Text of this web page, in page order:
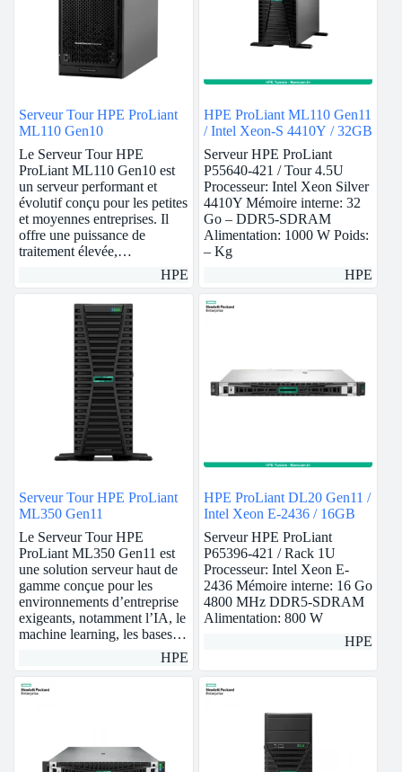
Serveur Tour HPE ProLiant
ML110 Gen10
Le Serveur Tour HPE
ProLiant ML110 Gen10 est
un serveur performant et
évolutif conçu pour les petites
et moyennes entreprises. Il
offre une puissance de
traitement élevée,…
HPE
HPE ProLiant ML110 Gen11
/ Intel Xeon-S 4410Y / 32GB
Serveur HPE ProLiant
P55640-421 / Tour 4.5U
Processeur: Intel Xeon Silver
4410Y Mémoire interne: 32
Go – DDR5-SDRAM
Alimentation: 1000 W Poids:
– Kg
HPE
Serveur Tour HPE ProLiant
ML350 Gen11
Le Serveur Tour HPE
ProLiant ML350 Gen11 est
une solution serveur haut de
gamme conçue pour les
environnements d’entreprise
exigeants, notamment l’IA, le
machine learning, les bases…
HPE
HPE ProLiant DL20 Gen11 /
Intel Xeon E-2436 / 16GB
Serveur HPE ProLiant
P65396-421 / Rack 1U
Processeur: Intel Xeon E-
2436 Mémoire interne: 16 Go
4800 MHz DDR5-SDRAM
Alimentation: 800 W
HPE